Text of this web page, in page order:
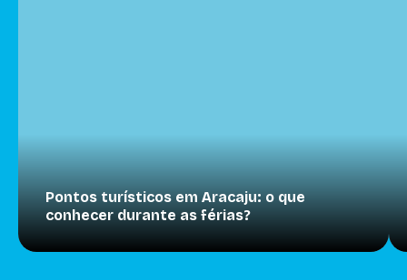
Pontos turísticos em Aracaju: o que
conhecer durante as férias?